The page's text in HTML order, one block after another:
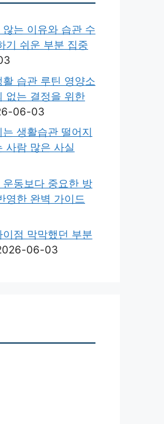
는 이유와 습관 수
기 쉬운 부분 집중
습관 루틴 영양소
없는 결정을 위한
06-03
생활습관 떨어지
사람 많은 사실
동보다 중요한 방
영한 완벽 가이드
점 막막했던 부분
06-03